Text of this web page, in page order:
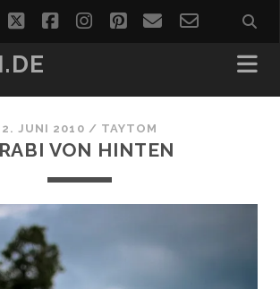
twitterfacebookinstagram
pinterest
emailemail-
form
2. JUNI 2010 / TAYTOM
VON HINTEN